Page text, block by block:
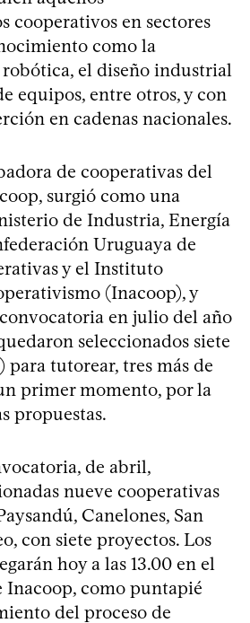
cooperativos en sectores
como la
el diseño industrial
equipos, entre otros, y con
en cadenas nacionales.
de cooperativas del
surgió como una
de Industria, Energía
Uruguaya de
y el Instituto
(Inacoop), y
en julio del año
seleccionados siete
para tutorear, tres más de
primer momento, por la
propuestas.
de abril,
nueve cooperativas
Canelones, San
con siete proyectos. Los
hoy a las 13.00 en el
Inacoop, como puntapié
del proceso de